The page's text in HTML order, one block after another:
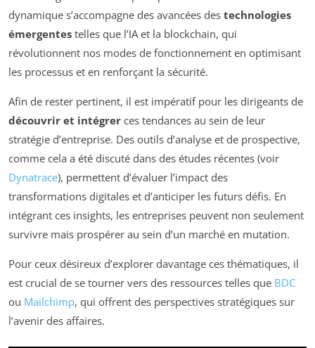
dynamique s’accompagne des avancées des technologies
émergentes telles que l’IA et la blockchain, qui
révolutionnent nos modes de fonctionnement en optimisant
les processus et en renforçant la sécurité.
Afin de rester pertinent, il est impératif pour les dirigeants de
découvrir et intégrer ces tendances au sein de leur
stratégie d’entreprise. Des outils d’analyse et de prospective,
comme cela a été discuté dans des études récentes (voir
Dynatrace), permettent d’évaluer l’impact des
transformations digitales et d’anticiper les futurs défis. En
intégrant ces insights, les entreprises peuvent non seulement
survivre mais prospérer au sein d’un marché en mutation.
Pour ceux désireux d’explorer davantage ces thématiques, il
est crucial de se tourner vers des ressources telles que BDC
ou Mailchimp, qui offrent des perspectives stratégiques sur
l’avenir des affaires.